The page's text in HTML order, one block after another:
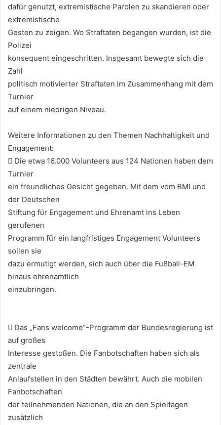
dafür genutzt, extremistische Parolen zu skandieren oder
extremistische
Gesten zu zeigen. Wo Straftaten begangen wurden, ist die
Polizei
konsequent eingeschritten. Insgesamt bewegte sich die
Zahl
politisch motivierter Straftaten im Zusammenhang mit dem
Turnier
auf einem niedrigen Niveau.
Weitere Informationen zu den Themen Nachhaltigkeit und
Engagement:
 Die etwa 16.000 Volunteers aus 124 Nationen haben dem
Turnier
ein freundliches Gesicht gegeben. Mit dem vom BMI und
der Deutschen
Stiftung für Engagement und Ehrenamt ins Leben
gerufenen
Programm für ein langfristiges Engagement Volunteers
sollen sie
dazu ermutigt werden, sich auch über die Fußball-EM
hinaus ehrenamtlich
einzubringen.
 Das „Fans welcome“-Programm der Bundesregierung ist
auf großes
Interesse gestoßen. Die Fanbotschaften haben sich als
zentrale
Anlaufstellen in den Städten bewährt. Auch die mobilen
Fanbotschaften
der teilnehmenden Nationen, die an den Spieltagen
zusätzlich